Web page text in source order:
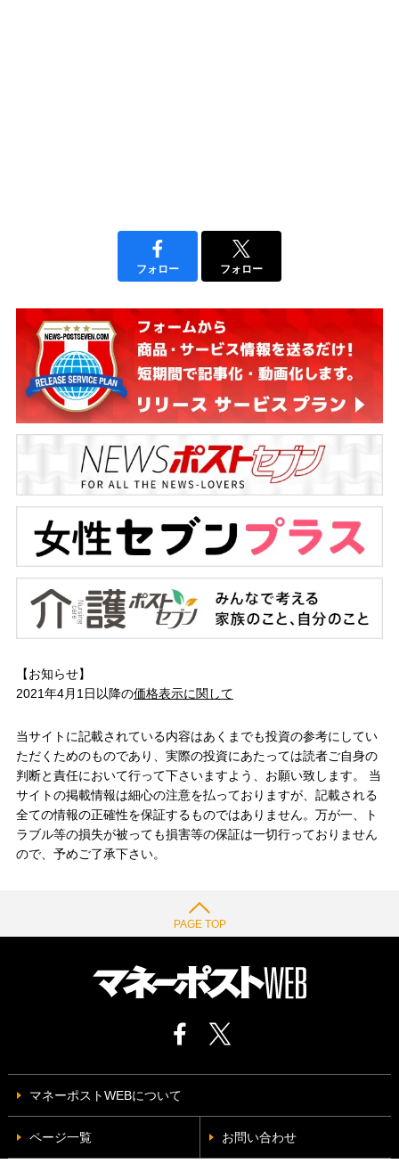
フォロー フォロー
【お知らせ】
2021年4月1日以降の価格表示に関して
当サイトに記載されている内容はあくまでも投資の参考にしてい
ただくためのものであり、実際の投資にあたっては読者ご自身の
判断と責任において行って下さいますよう、お願い致します。 当
サイトの掲載情報は細心の注意を払っておりますが、記載される
全ての情報の正確性を保証するものではありません。万が一、ト
ラブル等の損失が被っても損害等の保証は一切行っておりません
ので、予めご了承下さい。
PAGE TOP
マネーポストWEBについて
ページ一覧 お問い合わせ